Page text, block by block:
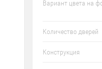
Вариант цвета на
Количество дверей
Конструкция